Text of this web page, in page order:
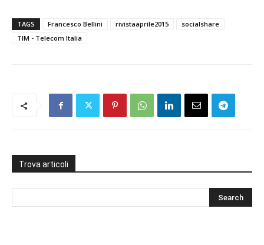
TAGS Francesco Bellini rivistaaprile2015
socialshare
TIM - Telecom Italia
Trova articoli